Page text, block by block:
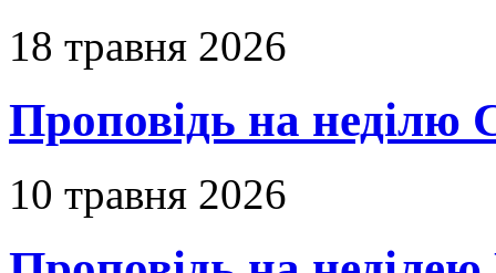
18 травня 2026
Проповідь на неділю
10 травня 2026